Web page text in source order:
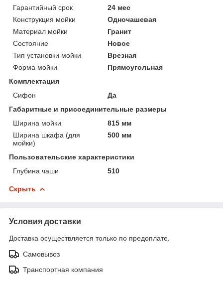
Гарантийный срок
24 мес
Конструкция мойки
Одночашевая
Материал мойки
Гранит
Состояние
Новое
Тип установки мойки
Врезная
Форма мойки
Прямоугольная
Комплектация
Сифон
Да
Габаритные и присоединительные размеры
Ширина мойки
815 мм
Ширина шкафа (для
мойки)
500 мм
Пользовательские характеристики
Глубина чаши
510
Скрыть
Условия доставки
Доставка осуществляется только по предоплате.
Самовывоз
Транспортная компания